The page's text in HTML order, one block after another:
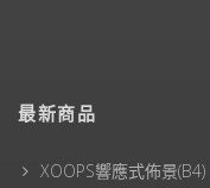
最新商品
XOOPS響應式佈景(B4)